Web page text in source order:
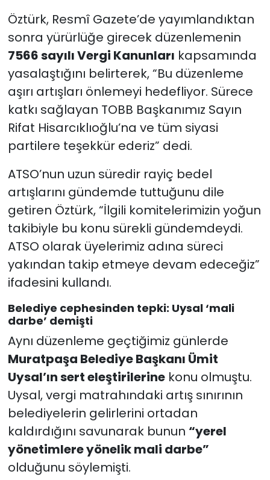
Öztürk, Resmî Gazete’de yayımlandıktan
sonra yürürlüğe girecek düzenlemenin
7566 sayılı Vergi Kanunları kapsamında
yasalaştığını belirterek, “Bu düzenleme
aşırı artışları önlemeyi hedefliyor. Sürece
katkı sağlayan TOBB Başkanımız Sayın
Rifat Hisarcıklıoğlu’na ve tüm siyasi
partilere teşekkür ederiz” dedi.
ATSO’nun uzun süredir rayiç bedel
artışlarını gündemde tuttuğunu dile
getiren Öztürk, “İlgili komitelerimizin yoğun
takibiyle bu konu sürekli gündemdeydi.
ATSO olarak üyelerimiz adına süreci
yakından takip etmeye devam edeceğiz”
ifadesini kullandı.
Belediye cephesinden tepki: Uysal ‘mali
darbe’ demişti
Aynı düzenleme geçtiğimiz günlerde
Muratpaşa Belediye Başkanı Ümit
Uysal’ın sert eleştirilerinekonu olmuştu.
Uysal, vergi matrahındaki artış sınırının
belediyelerin gelirlerini ortadan
kaldırdığını savunarak bunun “yerel
yönetimlere yönelik mali darbe”
olduğunu söylemişti.